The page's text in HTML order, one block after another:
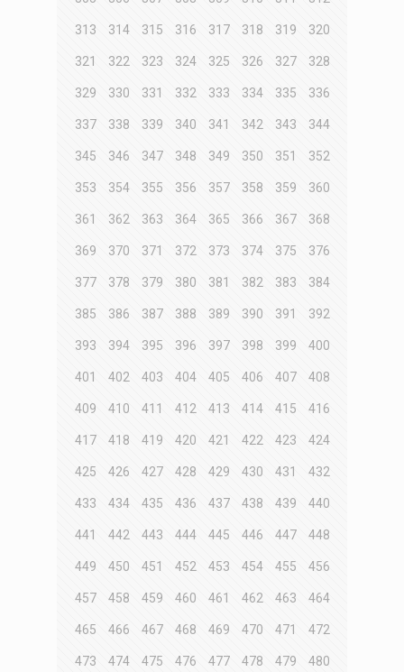
313 314 315 316 317 318 319 320
321 322 323 324 325 326 327 328
329 330 331 332 333 334 335 336
337 338 339 340 341 342 343 344
345 346 347 348 349 350 351 352
353 354 355 356 357 358 359 360
361 362 363 364 365 366 367 368
369 370 371 372 373 374 375 376
377 378 379 380 381 382 383 384
385 386 387 388 389 390 391 392
393 394 395 396 397 398 399 400
401 402 403 404 405 406 407 408
409 410 411 412 413 414 415 416
417 418 419 420 421 422 423 424
425 426 427 428 429 430 431 432
433 434 435 436 437 438 439 440
441 442 443 444 445 446 447 448
449 450 451 452 453 454 455 456
457 458 459 460 461 462 463 464
465 466 467 468 469 470 471 472
473 474 475 476 477 478 479 480